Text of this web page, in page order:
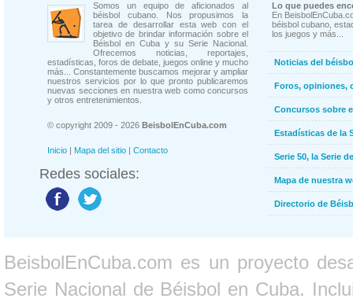
Somos un equipo de aficionados al
béisbol cubano. Nos propusimos la
tarea de desarrollar esta web con el
objetivo de brindar información sobre el
Béisbol en Cuba y su Serie Nacional.
Ofrecemos noticias, reportajes,
estadísticas, foros de debate, juegos online y mucho
más... Constantemente buscamos mejorar y ampliar
nuestros servicios por lo que pronto publicaremos
nuevas secciones en nuestra web como concursos
y otros entretenimientos.
© copyright 2009 - 2026 BeisbolEnCuba.com
Inicio | Mapa del sitio | Contacto
Redes sociales:
Lo que puedes
En
béisbol cubano,
los juegos y más...
Noticias del
Foros, opiniones,
Concursos sobre
Estadísticas de la
Serie 50, la Serie
Mapa de nuestra
Directorio de
BeisbolEnCuba.com es un proyecto
Serie Nacional de Béisbol en Cuba.